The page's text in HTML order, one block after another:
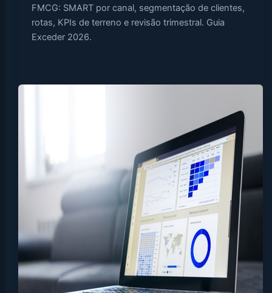
FMCG: SMART por canal, segmentação de clientes,
rotas, KPIs de terreno e revisão trimestral. Guia
Exceder 2026.